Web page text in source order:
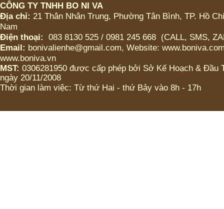
ICED CHOCO MOKA LY
HOẶC KHÔNG)
ICED CHOCO LY LỚN
(CÓ TRÂN CHÂU HOẶC
KHÔNG)
ICED CHOCO LY VỬA
KHÔNG)
CÔNG TY TNHH BO NI VA
Địa chỉ: 21 Thân Nhân Trung, Phường Tân Bình, TP. Hồ
Nam
Điện thoại:
083 8130 525 / 0981 245 668 (CALL, SMS,
Email: bonivalienhe@gmail.com, Website:
www.boniva.vn
MST: 0306281950 được cấp phép bởi Sở Kế Hoạch & Đầu
ngày 20/11/2008
Thời gian làm việc: Từ thứ Hai - thứ Bảy vào 8h - 17h